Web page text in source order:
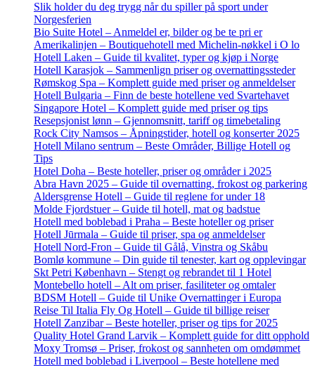
Slik holder du deg trygg når du spiller på sport under
Norgesferien
Bio Suite Hotel – Anmeldel er, bilder og be te pri er
Amerikalinjen – Boutiquehotell med Michelin-nøkkel i O lo
Hotell Laken – Guide til kvalitet, typer og kjøp i Norge
Hotell Karasjok – Sammenlign priser og overnattingssteder
Rømskog Spa – Komplett guide med priser og anmeldelser
Hotell Bulgaria – Finn de beste hotellene ved Svartehavet
Singapore Hotel – Komplett guide med priser og tips
Resepsjonist lønn – Gjennomsnitt, tariff og timebetaling
Rock City Namsos – Åpningstider, hotell og konserter 2025
Hotell Milano sentrum – Beste Områder, Billige Hotell og
Tips
Hotel Doha – Beste hoteller, priser og områder i 2025
Abra Havn 2025 – Guide til overnatting, frokost og parkering
Aldersgrense Hotell – Guide til reglene for under 18
Molde Fjordstuer – Guide til hotell, mat og badstue
Hotell med boblebad i Praha – Beste hoteller og priser
Hotell Jūrmala – Guide til priser, spa og anmeldelser
Hotell Nord-Fron – Guide til Gålå, Vinstra og Skåbu
Bomlø kommune – Din guide til tenester, kart og opplevingar
Skt Petri København – Stengt og rebrandet til 1 Hotel
Montebello hotell – Alt om priser, fasiliteter og omtaler
BDSM Hotell – Guide til Unike Overnattinger i Europa
Reise Til Italia Fly Og Hotell – Guide til billige reiser
Hotell Zanzibar – Beste hoteller, priser og tips for 2025
Quality Hotel Grand Larvik – Komplett guide for ditt opphold
Moxy Tromsø – Priser, frokost og sannheten om omdømmet
Hotell med boblebad i Liverpool – Beste hotellene med